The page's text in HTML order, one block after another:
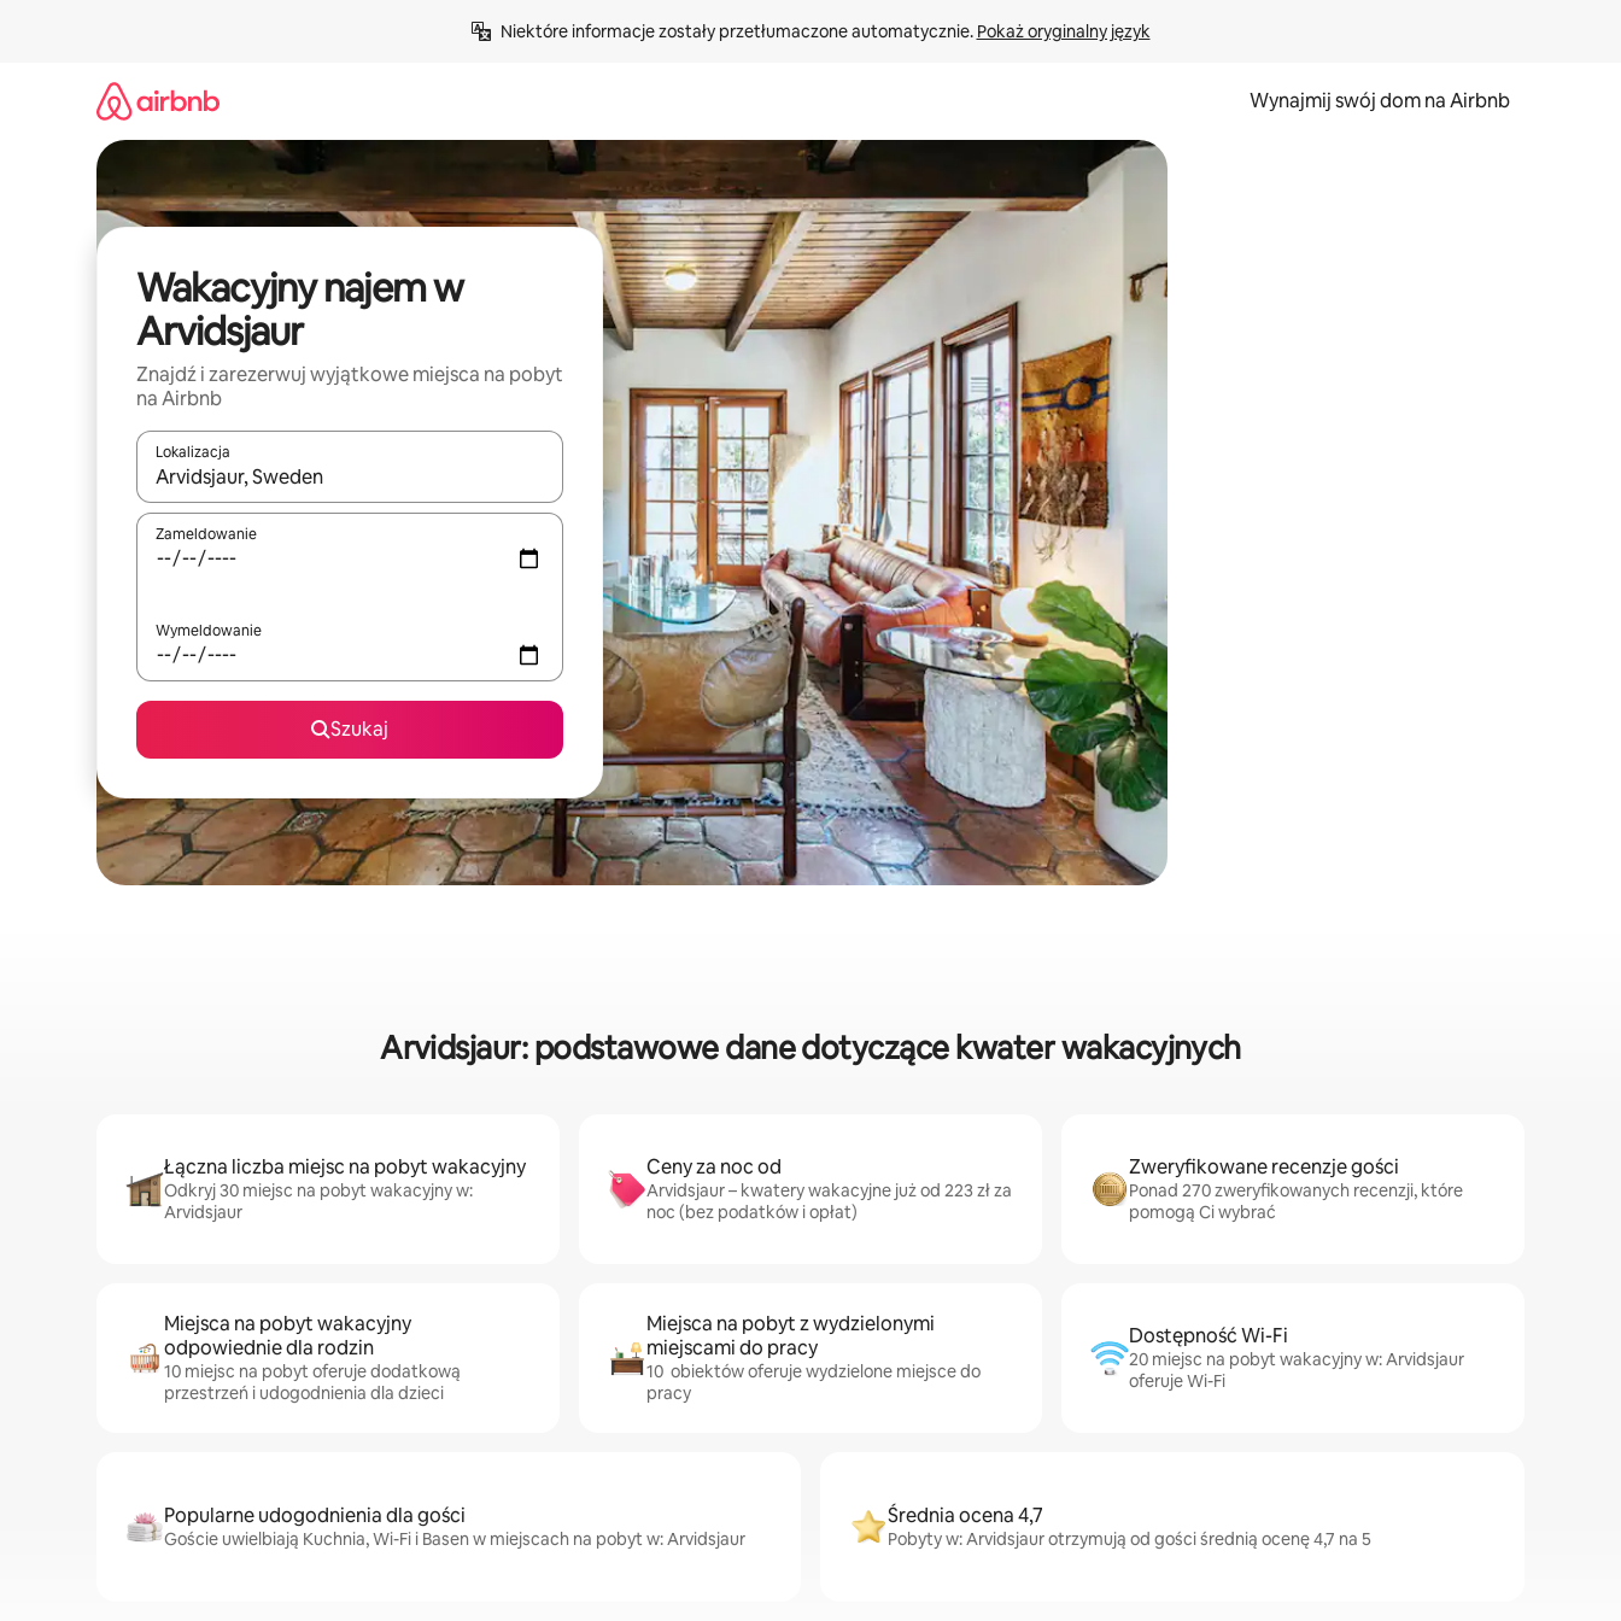
Niektóre informacje zostały przetłumaczone automatycznie. Pokaż oryginalny język
Wynajmij swój dom na Airbnb
Wakacyjny najem w
Arvidsjaur
Znajdź i zarezerwuj wyjątkowe miejsca na pobyt
na Airbnb
Lokalizacja
Gdy wyniki będą dostępne, możesz poruszać się po nich za pomocą klawiszy strzałek w górę i w dół lub przeglądać je za pomocą gestów dotykowych lub przesuwania.
Zameldowanie
Wymeldowanie
Szukaj
Arvidsjaur: podstawowe dane dotyczące kwater wakacyjnych
Łączna liczba miejsc na pobyt wakacyjny
Odkryj 30 miejsc na pobyt wakacyjny w:
Arvidsjaur
Ceny za noc od
Arvidsjaur – kwatery wakacyjne już od 223 zł za
noc (bez podatków i opłat)
Zweryfikowane recenzje gości
Ponad 270 zweryfikowanych recenzji, które
pomogą Ci wybrać
Miejsca na pobyt wakacyjny
odpowiednie dla rodzin
10 miejsc na pobyt oferuje dodatkową
przestrzeń i udogodnienia dla dzieci
Miejsca na pobyt z wydzielonymi
miejscami do pracy
10 obiektów oferuje wydzielone miejsce do
pracy
Dostępność Wi-Fi
20 miejsc na pobyt wakacyjny w: Arvidsjaur
oferuje Wi-Fi
Popularne udogodnienia dla gości
Goście uwielbiają Kuchnia, Wi-Fi i Basen w miejscach na pobyt w: Arvidsjaur
Średnia ocena 4,7
Pobyty w: Arvidsjaur otrzymują od gości średnią ocenę 4,7 na 5